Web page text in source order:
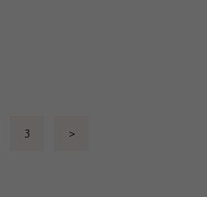
PAGE
3 >